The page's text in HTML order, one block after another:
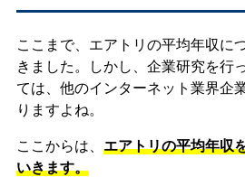
ここまで、エアトリの平均年収に
きました。しかし、企業研究を行
ては、他のインターネット業界企
りますよね。
ここからは、 エアトリの平均年収
いきます。